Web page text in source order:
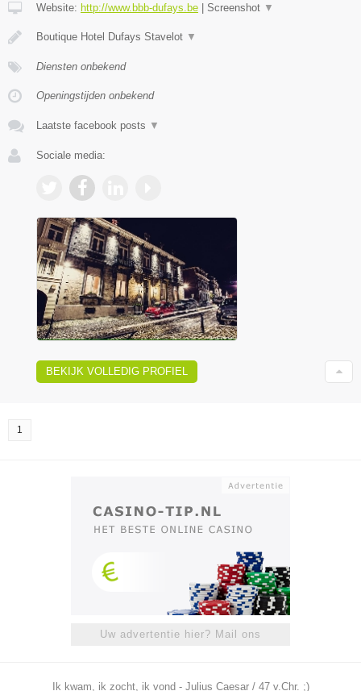
Website: http://www.bbb-dufays.be | Screenshot ▼
Boutique Hotel Dufays Stavelot ▼
Diensten onbekend
Openingstijden onbekend
Laatste facebook posts ▼
Sociale media:
BEKIJK VOLLEDIG PROFIEL
1
Uw advertentie hier? Mail ons
Ik kwam, ik zocht, ik vond - Julius Caesar / 47 v.Chr. ;)